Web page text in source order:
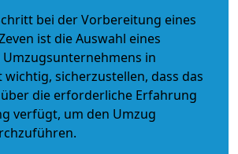
bei der Vorbereitung eines
ist die Auswahl eines
Umzugsunternehmens in
wichtig, sicherzustellen, dass das
die erforderliche Erfahrung
verfügt, um den Umzug